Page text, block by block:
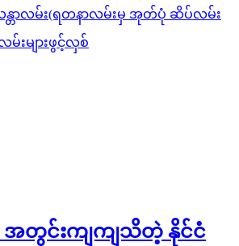
န္တာလမ်း(ရတနာလမ်းမှ အုတ်ပုံ ဆိပ်လမ်း
းများဖွင့်လှစ်
အတွင်းကျကျသိတဲ့ နိုင်ငံ